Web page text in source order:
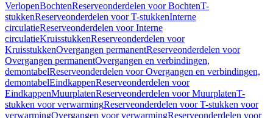
VerlopenBochtenReserveonderdelen voor BochtenT-
stukkenReserveonderdelen voor T-stukkenInterne
circulatieReserveonderdelen voor Interne
circulatieKruisstukkenReserveonderdelen voor
KruisstukkenOvergangen permanentReserveonderdelen voor
Overgangen permanentOvergangen en verbindingen,
demontabelReserveonderdelen voor Overgangen en verbindingen,
demontabelEindkappenReserveonderdelen voor
EindkappenMuurplatenReserveonderdelen voor MuurplatenT-
stukken voor verwarmingReserveonderdelen voor T-stukken voor
verwarmingOvergangen voor verwarmingReserveonderdelen voor